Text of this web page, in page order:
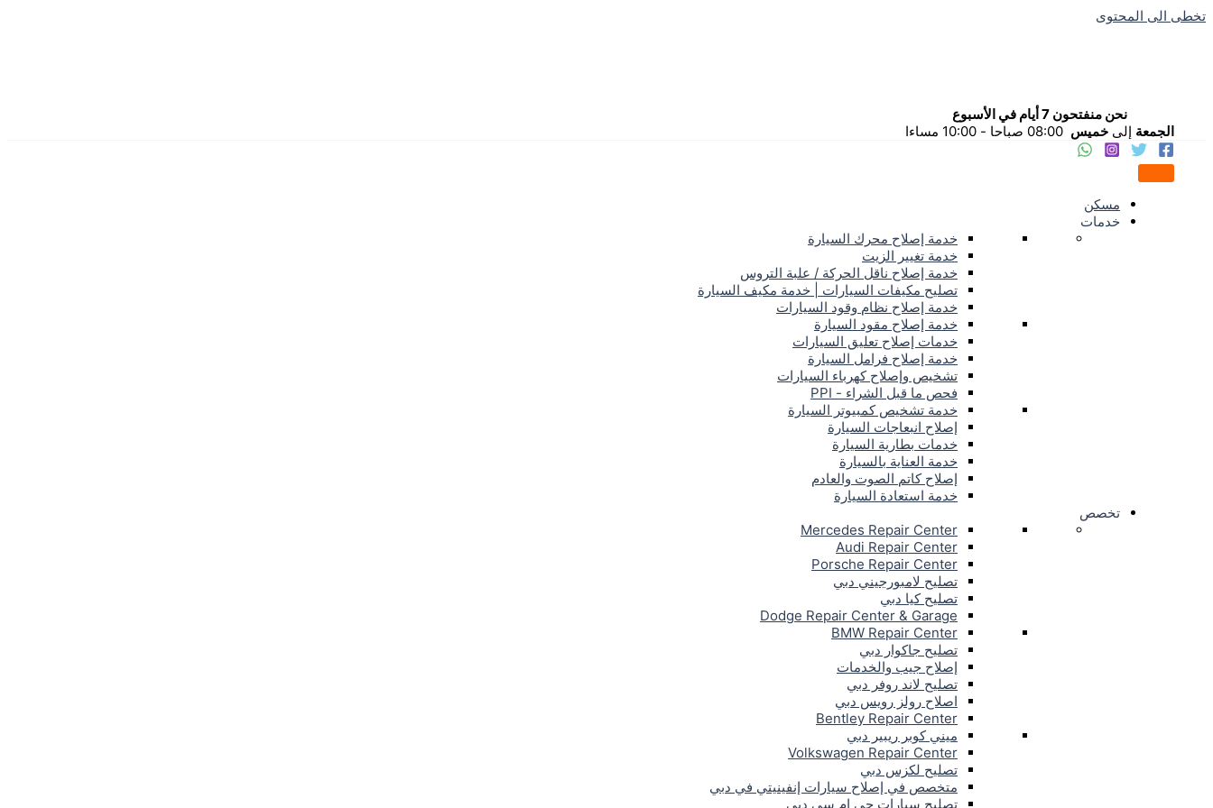
تخطى الى المحتوى
نحن منفتحون 7 أيام في الأسبوع
الجمعة إلى خميس
مسكن
خدمات
خدمة إصلاح محرك السيارة
خدمة تغيير الزيت
خدمة إصلاح ناقل الحركة / علبة التروس
تصليح مكيفات السيارات | خدمة مكيف السيارة
خدمة إصلاح نظام وقود السيارات
خدمة إصلاح مقود السيارة
خدمات إصلاح تعليق السيارات
خدمة إصلاح فرامل السيارة
تشخيص وإصلاح كهرباء السيارات
فحص ما قبل الشراء - PPI
خدمة تشخيص كمبيوتر السيارة
إصلاح انبعاجات السيارة
خدمات بطارية السيارة
خدمة العناية بالسيارة
إصلاح كاتم الصوت والعادم
خدمة استعادة السيارة
تخصص
Mercedes Repair Center
Audi Repair Center
Porsche Repair Center
تصليح لامبورجيني دبي
تصليح كيا دبي
Dodge Repair Center & Garage
BMW Repair Center
تصليح جاكوار دبي
إصلاح جيب والخدمات
تصليح لاند روفر دبي
اصلاح رولز رويس دبي
Bentley Repair Center
ميني كوبر ريبير دبي
Volkswagen Repair Center
تصليح لكزس دبي
متخصص في إصلاح سيارات إنفينيتي في دبي
تصليح سيارات جي ام سي دبي